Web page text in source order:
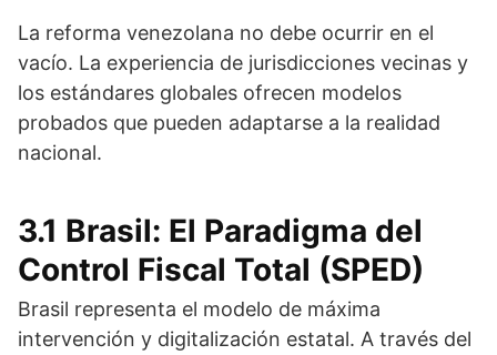
La reforma venezolana no debe ocurrir en el
vacío. La experiencia de jurisdicciones vecinas y
los estándares globales ofrecen modelos
probados que pueden adaptarse a la realidad
nacional.
3.1 Brasil: El Paradigma del
Control Fiscal Total (SPED)
Brasil representa el modelo de máxima
intervención y digitalización estatal. A través del